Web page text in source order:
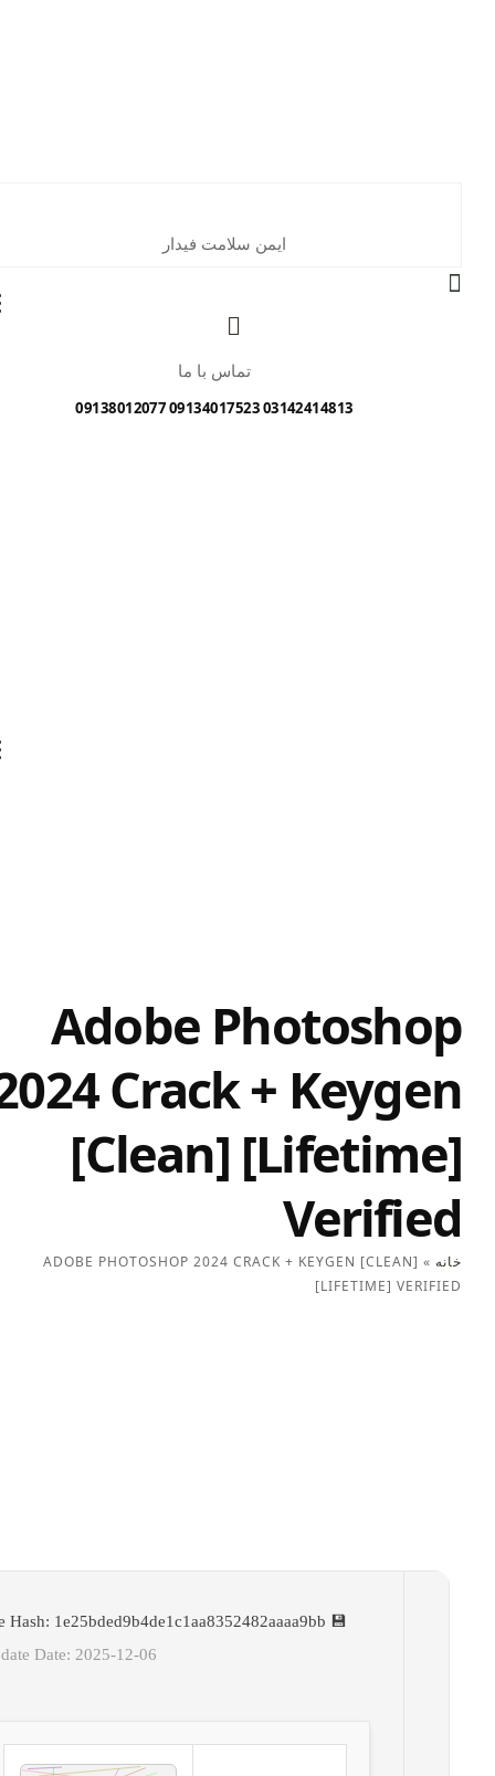
ایمن سلامت فیدار
تماس با ما
03142414813 09134017523 09138012077
Adobe Photoshop
2024 Crack + Keygen
[Clean] [Lifetime]
Verified
»
ADOBE PHOTOSHOP 2024 CRACK + KEYGEN [CLEAN]
[LIFETIME] VERIFIED
Update Date: 2025-12-06